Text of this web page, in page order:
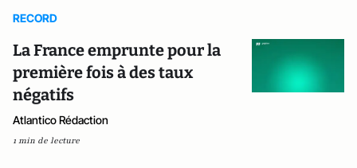
RECORD
La France emprunte pour la
première fois à des taux
négatifs
Atlantico Rédaction
1 min de lecture